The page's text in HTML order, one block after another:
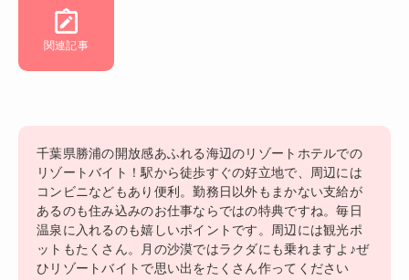
関連記事
千葉県勝浦の開放感あふれる海辺のリゾートホテルでの
リゾートバイト！駅から徒歩すぐの好立地で、周辺には
コンビニなどもあり便利。勤務日以外もまかない支給が
あるのも住み込みのお仕事ならではの特典ですね。毎日
温泉に入れるのも嬉しいポイントです。周辺には観光ポ
ットもたくさん。月の沙漠ではラクダにも乗れますよ♪ぜ
ひリゾートバイトで思い出をたくさん作ってください